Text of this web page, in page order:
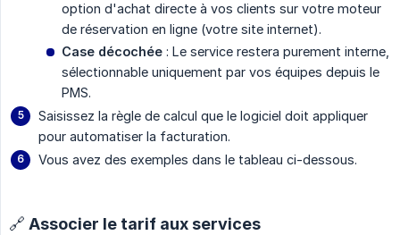
option d'achat directe à vos clients sur votre moteur
de réservation en ligne (votre site internet).
Case décochée : Le service restera purement interne,
sélectionnable uniquement par vos équipes depuis le
PMS.
Saisissez la règle de calcul que le logiciel doit appliquer
pour automatiser la facturation.
Vous avez des exemples dans le tableau ci-dessous.
🔗 Associer le tarif aux services